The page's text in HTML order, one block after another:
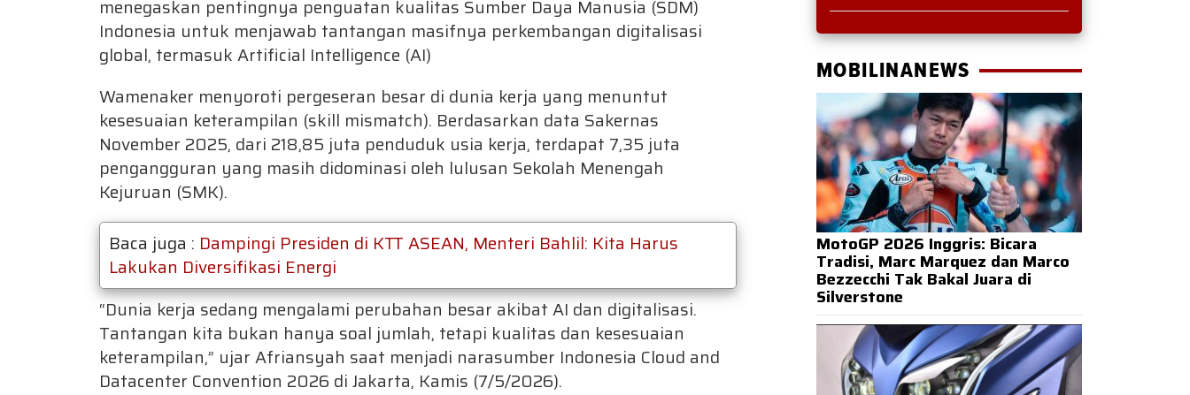
menegaskan pentingnya penguatan kualitas Sumber Daya Manusia (SDM)
Indonesia untuk menjawab tantangan masifnya perkembangan digitalisasi
global, termasuk Artificial Intelligence (AI)
Wamenaker menyoroti pergeseran besar di dunia kerja yang menuntut
kesesuaian keterampilan (skill mismatch). Berdasarkan data Sakernas
November 2025, dari 218,85 juta penduduk usia kerja, terdapat 7,35 juta
pengangguran yang masih didominasi oleh lulusan Sekolah Menengah
Kejuruan (SMK).
Baca juga : Dampingi Presiden di KTT ASEAN, Menteri Bahlil: Kita Harus
Lakukan Diversifikasi Energi
“Dunia kerja sedang mengalami perubahan besar akibat AI dan digitalisasi.
Tantangan kita bukan hanya soal jumlah, tetapi kualitas dan kesesuaian
keterampilan,” ujar Afriansyah saat menjadi narasumber Indonesia Cloud and
Datacenter Convention 2026 di Jakarta, Kamis (7/5/2026).
MOBILINANEWS
MotoGP 2026 Inggris: Bicara
Tradisi, Marc Marquez dan Marco
Bezzecchi Tak Bakal Juara di
Silverstone